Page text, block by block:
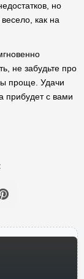
но
как на
не забудьте про
проще. Удачи
прибудет с вами